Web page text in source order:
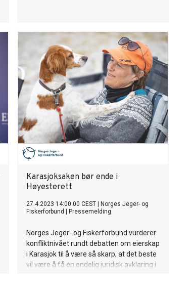
Karasjoksaken bør ende i
Høyesterett
27.4.2023 14:00:00 CEST
Norges Jeger- og
Fiskerforbund
Pressemelding
Norges Jeger- og Fiskerforbund vurderer
konfliktnivået rundt debatten om eierskap
i Karasjok til å være så skarp, at det beste
vil være å få en endelig juridisk avklaring i